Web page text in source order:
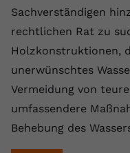
Sachverständigen
rechtlichen Rat zu
Holzkonstruktionen,
unerwünschtes
Vermeidung von
umfassendere
Behebung des
Name yt-
Anbieter
Laufzeit Session